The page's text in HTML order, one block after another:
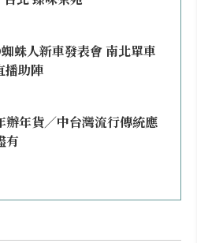
蛛人新車發表會 南北單車
播助陣
辦年貨／中台灣流行傳統應
有